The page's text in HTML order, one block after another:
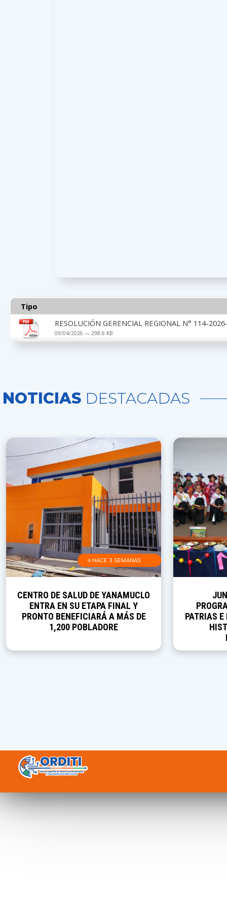
Tipo
RESOLUCIÓN GERENCIAL REGIONAL N° 114-
09/04/2026 — 298.6 KB
NOTICIAS DESTACADAS
≡ HACE 3 SEMANAS
CENTRO DE SALUD DE YANAMUCLO
ENTRA EN SU ETAPA FINAL Y
PRONTO BENEFICIARÁ A MÁS DE
1,200 POBLADORE
PATRIAS